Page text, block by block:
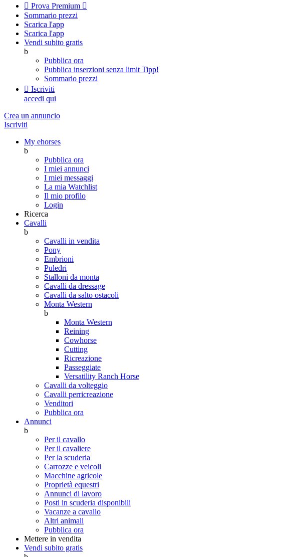
 Prova Premium 
Sommario prezzi
Scarica l'app
Scarica l'app
Vendi subito gratis
b
Pubblica ora
Pubblica inserzioni senza limit Tipp!
Sommario prezzi
 Iscriviti
accedi qui
Crea un annuncio
Iscriviti
My ehorses
b
Pubblica ora
I miei annunci
I miei messaggi
La mia Watchlist
Il mio profilo
Login
Ricerca
Cavalli
b
Cavalli in vendita
Pony
Embrioni
Puledri
Stalloni da monta
Cavalli da dressage
Cavalli da salto ostacoli
Monta Western
b
Monta Western
Reining
Cowhorse
Cutting
Ricreazione
Passeggiate
Versatility Ranch Horse
Cavalli da volteggio
Cavalli perricreazione
Venditori
Pubblica ora
Annunci
b
Per il cavallo
Per il cavaliere
Per la scuderia
Carrozze e veicoli
Macchine agricole
Proprietà equestri
Annunci di lavoro
Posti in scuderia disponibili
Vacanze a cavallo
Altri animali
Pubblica ora
Mettere in vendita
Vendi subito gratis